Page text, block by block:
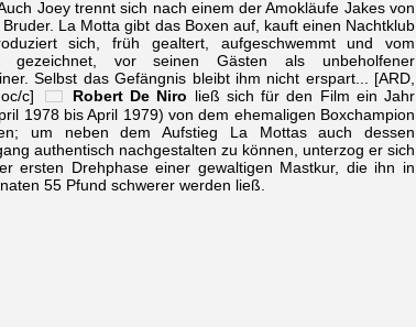
Joey trennt sich nach einem der Amokläufe Jakes von
La Motta gibt das Boxen auf, kauft einen Nachtklub
sich, früh gealtert, aufgeschwemmt und vom
gezeichnet, vor seinen Gästen als unbeholfener
Selbst das Gefängnis bleibt ihm nicht erspart... [ARD,
c]
Robert De Niro ließ sich für den Film ein Jahr
1978 bis April 1979) von dem ehemaligen Boxchampion
um neben dem Aufstieg La Mottas auch dessen
authentisch nachgestalten zu können, unterzog er sich
ersten Drehphase einer gewaltigen Mastkur, die ihn in
55 Pfund schwerer werden ließ.